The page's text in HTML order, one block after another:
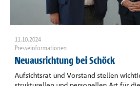
11.10.2024
Presseinformationen
Neuausrichtung bei Schöck
Aufsichtsrat und Vorstand stellen